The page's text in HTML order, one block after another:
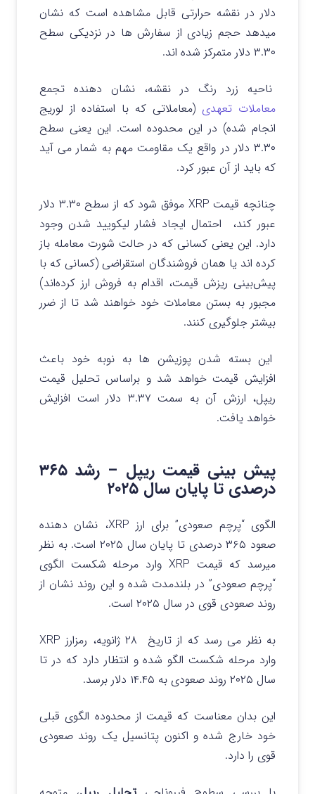
دلار در نقشه حرارتی قابل مشاهده است که نشان
میدهد حجم زیادی از سفارش‌ ها در نزدیکی سطح
۳.۳۰ دلار متمرکز شده اند.
ناحیه زرد رنگ در نقشه، نشان دهنده تجمع
معاملات تعهدی (معاملاتی که با استفاده از لوریج
انجام شده) در این محدوده است. این یعنی سطح
۳.۳۰ دلار در واقع یک مقاومت مهم به شمار می آید
که باید از آن عبور کرد.
چنانچه قیمت XRP موفق شود که از سطح ۳.۳۰ دلار
عبور کند، احتمال ایجاد فشار لیکویید شدن وجود
دارد. این یعنی کسانی که در حالت شورت معامله باز
کرده اند یا همان فروشندگان استقراضی (کسانی که با
پیش‌بینی ریزش قیمت، اقدام به فروش ارز کرده‌اند)
مجبور به بستن معاملات خود خواهند شد تا از ضرر
بیشتر جلوگیری کنند.
این بسته شدن پوزیشن‌ ها به نوبه خود باعث
افزایش قیمت خواهد شد و براساس تحلیل قیمت
ریپل، ارزش آن به سمت ۳.۳۷ دلار است افزایش
خواهد یافت.
پیش بینی قیمت ریپل – رشد ۳۶۵
درصدی تا پایان سال ۲۰۲۵
الگوی “پرچم صعودی” برای ارز XRP، نشان دهنده
صعود ۳۶۵ درصدی تا پایان سال ۲۰۲۵ است. به نظر
میرسد که قیمت XRP وارد مرحله شکست الگوی
“پرچم صعودی” در بلندمدت شده و این روند نشان از
روند صعودی قوی در سال ۲۰۲۵ است.
به نظر می رسد که از تاریخ ۲۸ ژانویه، رمزارز XRP
وارد مرحله شکست الگو شده و انتظار دارد که در تا
سال ۲۰۲۵ روند صعودی به ۱۴.۴۵ دلار برسد.
این بدان معناست که قیمت از محدوده الگوی قبلی
خود خارج شده و اکنون پتانسیل یک روند صعودی
قوی را دارد.